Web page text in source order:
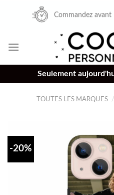
Commandez
Seulement
TOUTES LES MARQUES /
-20%